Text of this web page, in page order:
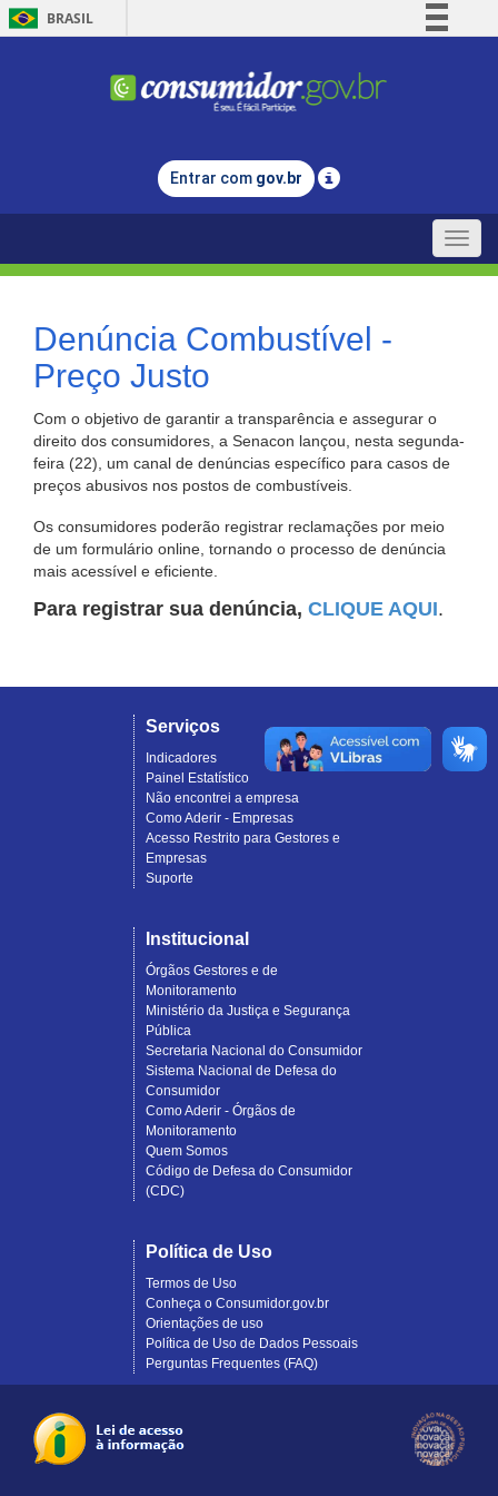
BRASIL
Comunica BR
Legislação
Entrar com gov.br
Toggle
Denúncia Combustível -
Preço Justo
Com o objetivo de garantir a transparência e assegurar o
direito dos consumidores, a Senacon lançou, nesta segunda-
feira (22), um canal de denúncias específico para casos de
preços abusivos nos postos de combustíveis.
Os consumidores poderão registrar reclamações por meio
de um formulário online, tornando o processo de denúncia
mais acessível e eficiente.
Para registrar sua denúncia, CLIQUE AQUI.
Serviços
Indicadores
Painel Estatístico
Não encontrei a empresa
Como Aderir - Empresas
Acesso Restrito para Gestores e
Empresas
Suporte
Institucional
Órgãos Gestores e de
Monitoramento
Ministério da Justiça e Segurança
Pública
Secretaria Nacional do Consumidor
Sistema Nacional de Defesa do
Consumidor
Como Aderir - Órgãos de
Monitoramento
Quem Somos
Código de Defesa do Consumidor
(CDC)
Política de Uso
Termos de Uso
Conheça o Consumidor.gov.br
Orientações de uso
Política de Uso de Dados Pessoais
Perguntas Frequentes (FAQ)